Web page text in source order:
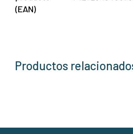
(EAN)
Productos